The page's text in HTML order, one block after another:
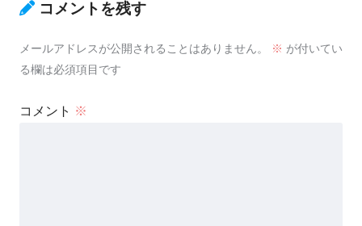
コメントを残す
メールアドレスが公開されることはありません。 ※ が付いてい
る欄は必須項目です
コメント ※